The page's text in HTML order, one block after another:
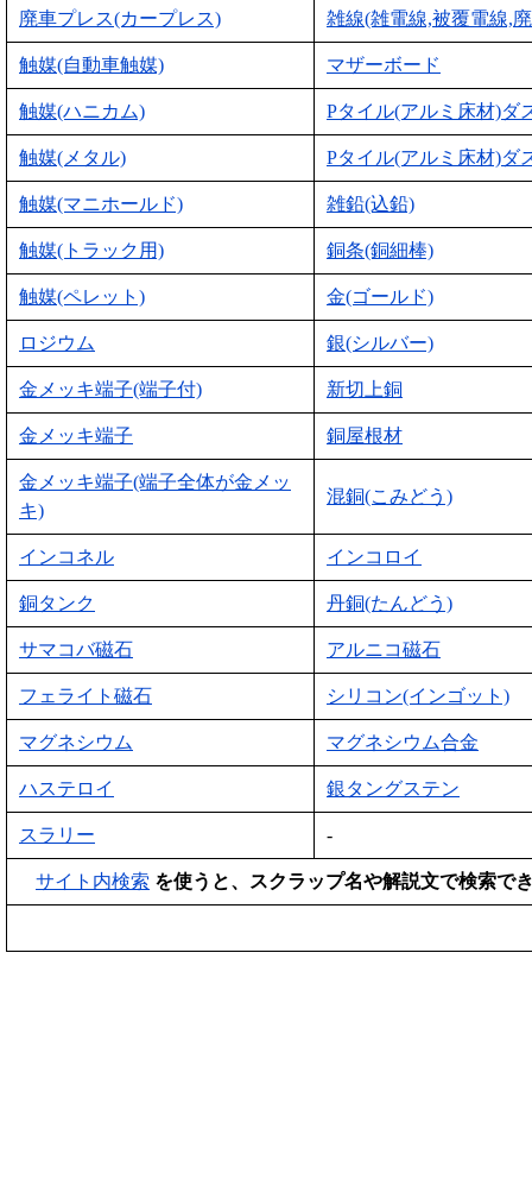
廃車プレス(カープレス) 雑線(雑電線,被覆電線,
触媒(自動車触媒) マザーボード
触媒(ハニカム) Pタイル(アルミ床材)ダ
触媒(メタル) Pタイル(アルミ床材)ダ
触媒(マニホールド) 雑鉛(込鉛)
触媒(トラック用) 銅条(銅細棒)
触媒(ペレット) 金(ゴールド)
ロジウム 銀(シルバー)
金メッキ端子(端子付) 新切上銅
金メッキ端子 銅屋根材
金メッキ端子(端子全体が金メッ
キ)
混銅(こみどう)
インコネル インコロイ
銅タンク 丹銅(たんどう)
サマコバ磁石 アルニコ磁石
フェライト磁石 シリコン(インゴット)
マグネシウム マグネシウム合金
ハステロイ 銀タングステン
スラリー -
サイト内検索 を使うと、スクラップ名や解説文で検索で